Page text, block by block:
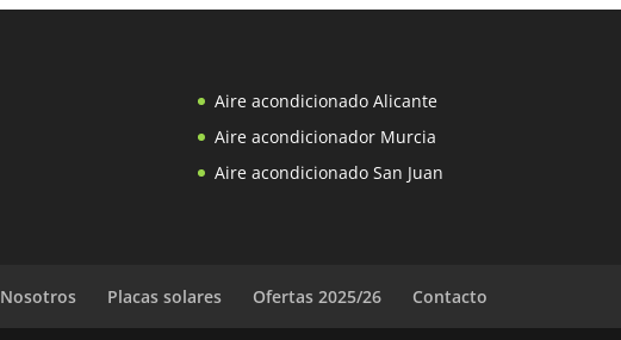
Aire acondicionado Alicante
Aire acondicionador Murcia
Aire acondicionado San Juan
Nosotros Placas solares Ofertas 2025/26 Contacto